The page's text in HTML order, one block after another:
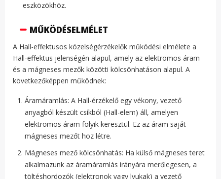
eszközökhöz.
MŰKÖDÉSELMÉLET
A Hall-effektusos közelségérzékelők működési elmélete a
Hall-effektus jelenségén alapul, amely az elektromos áram
és a mágneses mezők közötti kölcsönhatáson alapul. A
következőképpen működnek:
Áramáramlás: A Hall-érzékelő egy vékony, vezető
anyagból készült csíkból (Hall-elem) áll, amelyen
elektromos áram folyik keresztül. Ez az áram saját
mágneses mezőt hoz létre.
Mágneses mező kölcsönhatás: Ha külső mágneses teret
alkalmazunk az áramáramlás irányára merőlegesen, a
töltéshordozók (elektronok vagy lyukak) a vezető